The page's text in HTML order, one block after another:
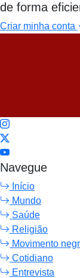
de forma
Criar minha conta
Navegue
Início
Mundo
Saúde
Religião
Movimento
Cotidiano
Entrevista